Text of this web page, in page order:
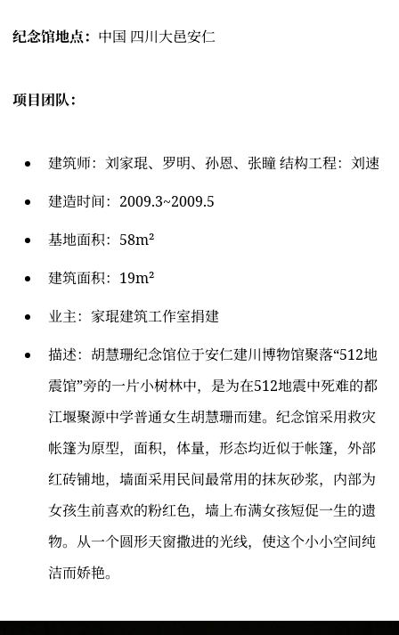
纪念馆地点： 中国 四川大邑安仁
项目团队：
建筑师：刘家琨、罗明、孙恩、张瞳 结构工程：刘速
建造时间：2009.3~2009.5
基地面积：58m²
建筑面积：19m²
业主：家琨建筑工作室捐建
描述：胡慧珊纪念馆位于安仁建川博物馆聚落“512地
震馆”旁的一片小树林中，是为在512地震中死难的都
江堰聚源中学普通女生胡慧珊而建。纪念馆采用救灾
帐篷为原型，面积，体量，形态均近似于帐篷，外部
红砖铺地，墙面采用民间最常用的抹灰砂浆，内部为
女孩生前喜欢的粉红色，墙上布满女孩短促一生的遗
物。从一个圆形天窗撒进的光线，使这个小小空间纯
洁而娇艳。